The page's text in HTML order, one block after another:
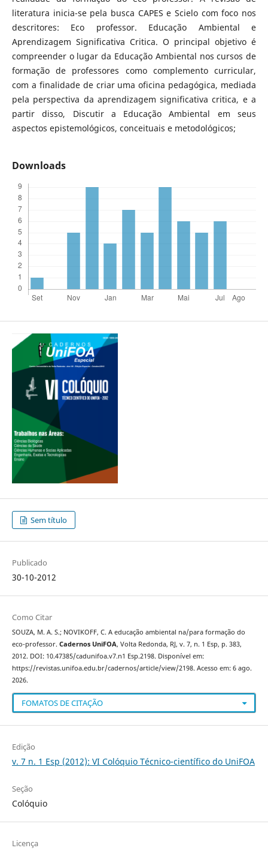
literatura inicia-se pela busca CAPES e Scielo com foco nos
descritores: Eco professor. Educação Ambiental e
Aprendizagem Significativa Critica. O principal objetivo é
compreender o lugar da Educação Ambiental nos cursos de
formação de professores como complemento curricular,
com a finalidade de criar uma oficina pedagógica, mediada
pela perspectiva da aprendizagem significativa critica, e a
partir disso, Discutir a Educação Ambiental em seus
aspectos epistemológicos, conceituais e metodológicos;
Downloads
Sem título
Publicado
30-10-2012
Como Citar
SOUZA, M. A. S.; NOVIKOFF, C. A educação ambiental na/para formação do
eco-professor. Cadernos UniFOA, Volta Redonda, RJ, v. 7, n. 1 Esp, p. 383,
2012. DOI: 10.47385/cadunifoa.v7.n1 Esp.2198. Disponível em:
https://revistas.unifoa.edu.br/cadernos/article/view/2198. Acesso em: 6 ago.
2026.
FOMATOS DE CITAÇÃO
Edição
v. 7 n. 1 Esp (2012): VI Colóquio Técnico-científico do UniFOA
Seção
Colóquio
Licença